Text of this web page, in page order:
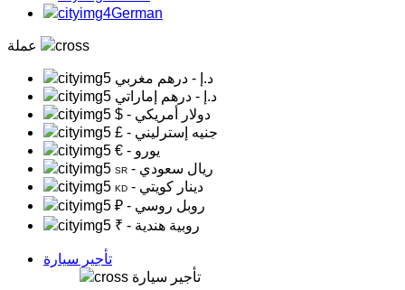
German
د.إ - درهم مغربي
د.إ - درهم إماراتي
$
- دولار أمريكي
£
- جنيه إسترليني
€
- يورو
SR - ريال سعودي
KD
- دينار كويتي
₽
- روبل روسي
₹
- روبية هندية
تأجير سيارة
تأجير سيارة